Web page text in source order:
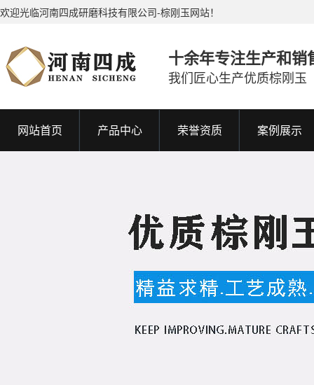
欢迎光临河南四成研磨科技有限公司-棕刚玉网站！
十余年专注生产和销
我们匠心生产优质棕刚玉
网站首页 产品中心 荣誉资质 案例展示